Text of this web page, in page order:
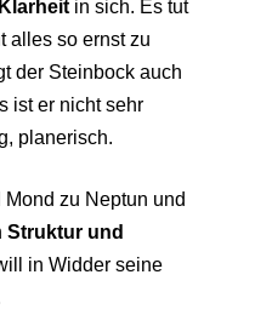
in sich. Es tut
alles so ernst zu
der Steinbock auch
ist er nicht sehr
planerisch.
zu Neptun und
Struktur und
in Widder seine